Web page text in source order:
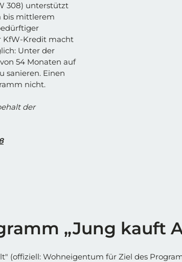
308) unterstützt
bis mittlerem
KfW-Kredit macht
Unter der
54 Monaten auf
sanieren. Einen
nicht.
der
„Jung kauft
(offiziell: Wohneigentum für Ziel des